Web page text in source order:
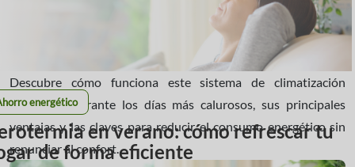
energético
en verano: cómo refrescar tu
de forma eficiente
Descubre cómo funciona este sistema de climatización
sostenible durante los días más calurosos, sus principales
ventajas y las claves para reducir el consumo energético sin
renunciar al confort.